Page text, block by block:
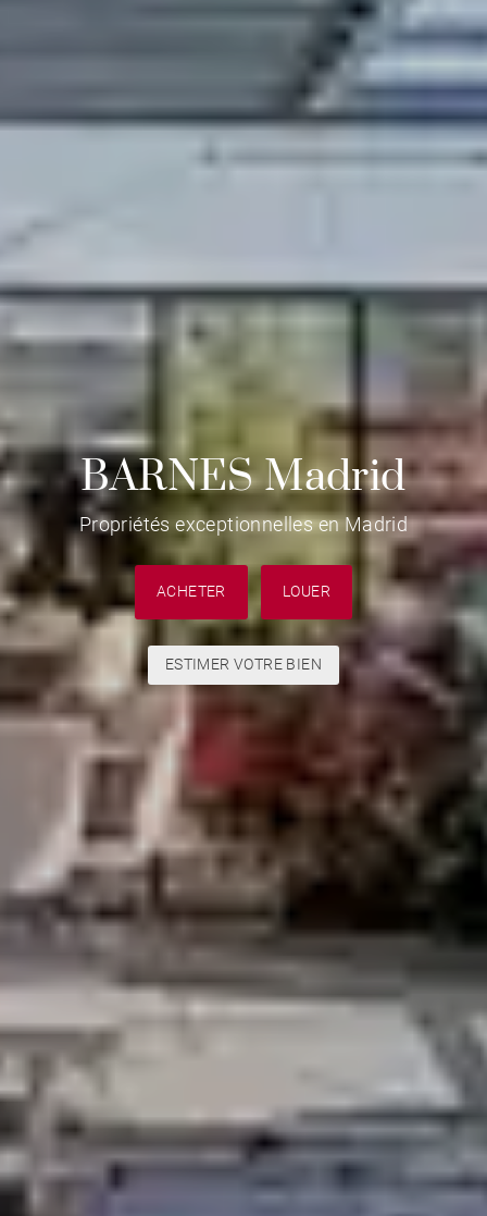
BARNES Madrid
Propriétés exceptionnelles en Madrid
ACHETER LOUER
ESTIMER VOTRE BIEN